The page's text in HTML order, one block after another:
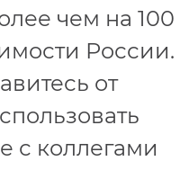
чем на 100
России.
от
с коллегами